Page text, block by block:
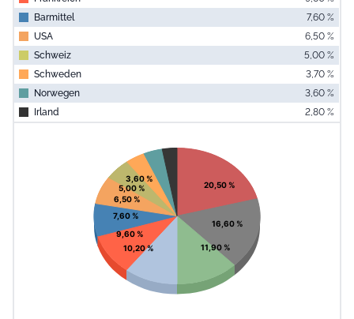
Barmittel
7,60 %
USA
6,50 %
Schweiz
5,00 %
Schweden
3,70 %
Norwegen
3,60 %
Irland
2,80 %
Pie chart with 11 slices.
View as data table, Chart
20,50 %
16,60 %
11,90 %
10,20 %
9,60 %
7,60 %
6,50 %
5,00 %
3,60 %